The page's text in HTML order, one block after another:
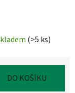
(>5 ks)
DO KOŠÍKU